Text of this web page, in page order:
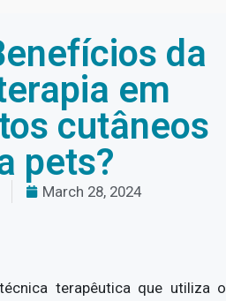
da
em
cutâneos
pets?
March 28, 2024
terapêutica que utiliza o